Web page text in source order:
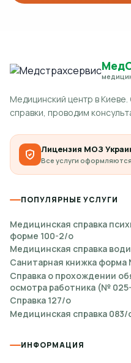
Медицинский центр в
справки, проводим
Лицензия МОЗ
Все услуги
ПОПУЛЯРНЫЕ УСЛУГИ
Медицинская справка
форме 100-2/о
Медицинская справка
Санитарная книжка
Справка о прохождении
осмотра работника (№
Справка 127/о
Медицинская справка 083/
ИНФОРМАЦИЯ